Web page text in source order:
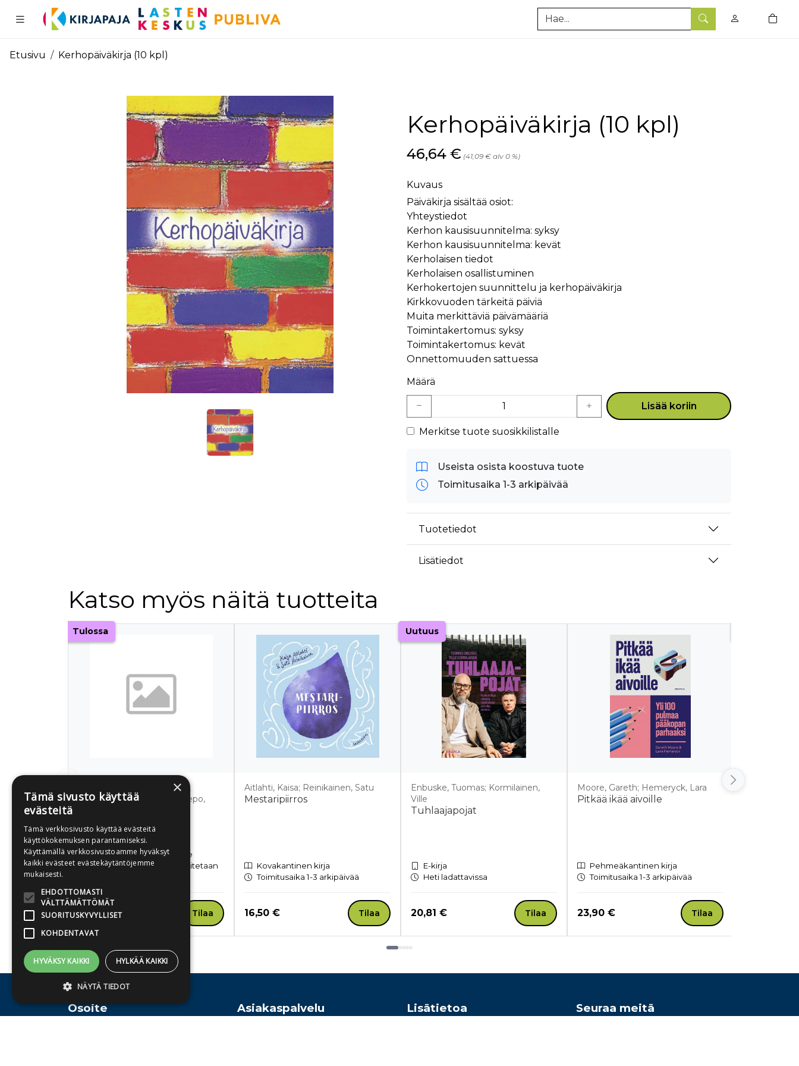
Hae
0
Etusivu Kerhopäiväkirja (10 kpl)
Kerhopäiväkirja (10 kpl)
Hinta nyt
46,64 € (41,09 € alv 0 %)
Kuvaus
Päiväkirja sisältää osiot:
Yhteystiedot
Kerhon kausisuunnitelma: syksy
Kerhon kausisuunnitelma: kevät
Kerholaisen tiedot
Kerholaisen osallistuminen
Kerhokertojen suunnittelu ja kerhopäiväkirja
Kirkkovuoden tärkeitä päiviä
Muita merkittäviä päivämääriä
Toimintakertomus: syksy
Toimintakertomus: kevät
Onnettomuuden sattuessa
Määrä
Lisää koriin
Merkitse tuote suosikkilistalle
Useista osista koostuva tuote
Toimitusaika 1-3 arkipäivää
Tuotetiedot
Lisätiedot
Katso myös näitä tuotteita
Tuoteluettelon alku
Tulossa
Haapsalo, Tiina; Nousiainen,
Katariina; Kauppila, Elina; Repo,
Kovakantinen kirja
Ennakkotilattavissa. Tuote
ilmestyy 15.10.2026 ja toimitetaan
Hinta nyt
34,00 € Tilaa
Aitlahti, Kaisa; Reinikainen, Satu
Mestaripiirros
Kovakantinen kirja
Toimitusaika 1-3 arkipäivää
Hinta nyt
16,50 € Tilaa
Uutuus
Enbuske, Tuomas; Kormilainen,
Ville
Tuhlaajapojat
E-kirja
Heti ladattavissa
Hinta nyt
20,81 € Tilaa
Moore, Gareth; Hemeryck, Lara
Pitkää ikää aivoille
Pehmeäkantinen kirja
Toimitusaika 1-3 arkipäivää
Hinta nyt
23,90 € Tilaa
Tuoteluettelon loppu
Osoite Asiakaspalvelu Lisätietoa Seuraa meitä
×
Tämä sivusto käyttää
evästeitä
Tämä verkkosivusto käyttää evästeitä
käyttökokemuksen parantamiseksi.
Käyttämällä verkkosivustoamme hyväksyt
kaikki evästeet evästekäytäntöjemme
mukaisesti.
EHDOTTOMASTI
VÄLTTÄMÄTTÖMÄT
SUORITUSKYVYLLISET
KOHDENTAVAT
HYVÄKSY KAIKKI HYLKÄÄ KAIKKI
NÄYTÄ TIEDOT